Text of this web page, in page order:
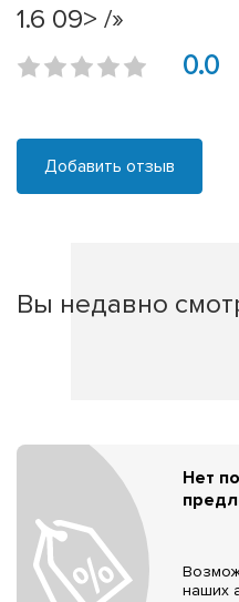
1.6 09> /»
0.0
Добавить отзыв
Вы недавно
Нет
наших